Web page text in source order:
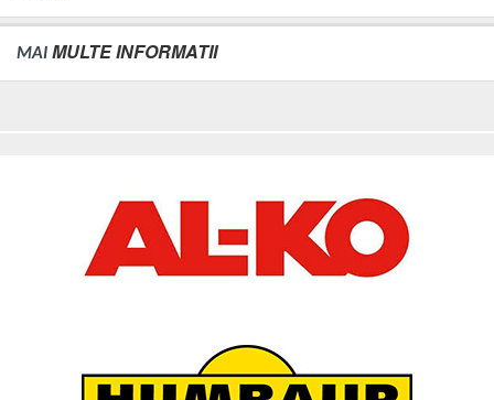
MAI MULTE INFORMATII